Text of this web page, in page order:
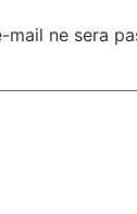
mail ne sera